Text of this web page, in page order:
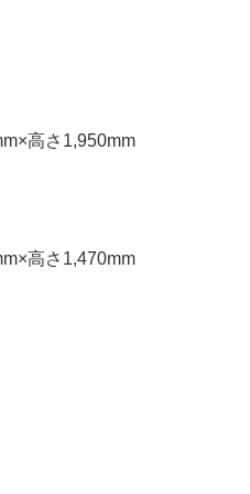
高さ1,950mm
高さ1,470mm